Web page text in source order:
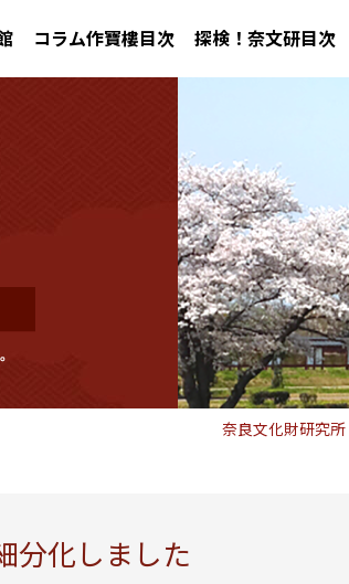
コラム作寶樓目次 探検！奈文研目次
奈良文化財研究所
分化しました